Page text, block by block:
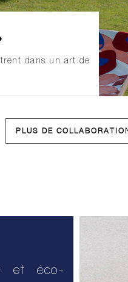
dans un art de
PLUS DE
et éco-